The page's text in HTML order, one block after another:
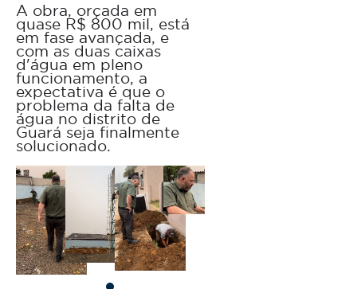
A obra, orçada em
quase R$ 800 mil, está
em fase avançada, e
com as duas caixas
d'água em pleno
funcionamento, a
expectativa é que o
problema da falta de
água no distrito de
Guará seja finalmente
solucionado.